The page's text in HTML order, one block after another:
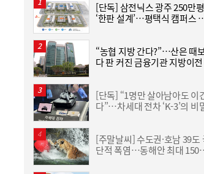
19:32
사상 최대 실적 이어가는 SK하이닉스…분
배당 375원
[단독] 삼전닉스 광주 250만평
‘한판 설계’…평택식 캠퍼스
“농협 지방 간다?”…산은 때
다 판 커진 금융기관 지방이
[단독] “1명만 살아남아도 이
다”…차세대 전차 ‘K-3’의 비
[주말날씨] 수도권·호남 39도
단적 폭염…동해안 최대 150